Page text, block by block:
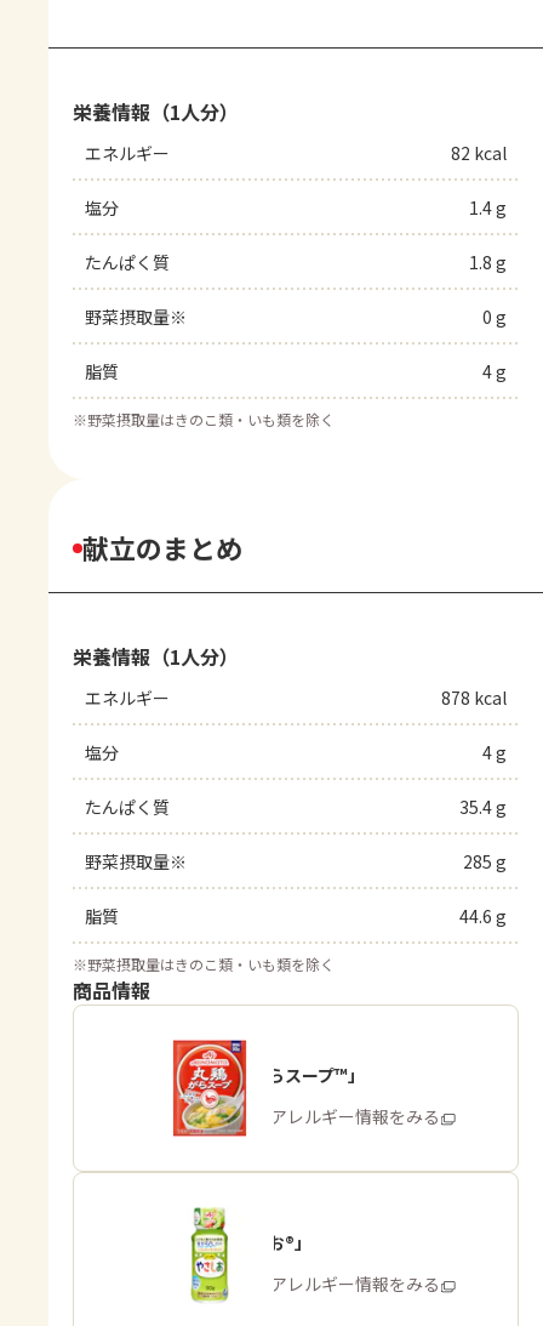
栄養情報（1人分）
エネルギー 82 kcal
塩分 1.4 g
たんぱく質 1.8 g
野菜摂取量※ 0 g
脂質 4 g
※野菜摂取量はきのこ類・いも類を除く
献立のまとめ
栄養情報（1人分）
エネルギー 878 kcal
塩分 4 g
たんぱく質 35.4 g
野菜摂取量※ 285 g
脂質 44.6 g
※野菜摂取量はきのこ類・いも類を除く
商品情報
「丸鶏がらスープ™」
商品・アレルギー情報をみる
「やさしお®」
商品・アレルギー情報をみる